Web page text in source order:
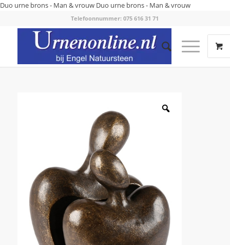
Duo urne brons - Man & vrouw Duo urne brons - Man & vrouw
Telefoonnummer: 075 616 31 71